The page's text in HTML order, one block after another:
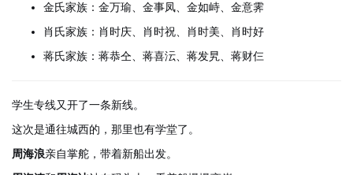
金氏家族：金万瑜、金事凤、金如峙、金意霁
肖氏家族：肖时庆、肖时祝、肖时美、肖时好
蒋氏家族：蒋恭仝、蒋喜沄、蒋发旯、蒋财仨
学生专线又开了一条新线。
这次是通往城西的，那里也有学堂了。
周海浪亲自掌舵，带着新船出发。